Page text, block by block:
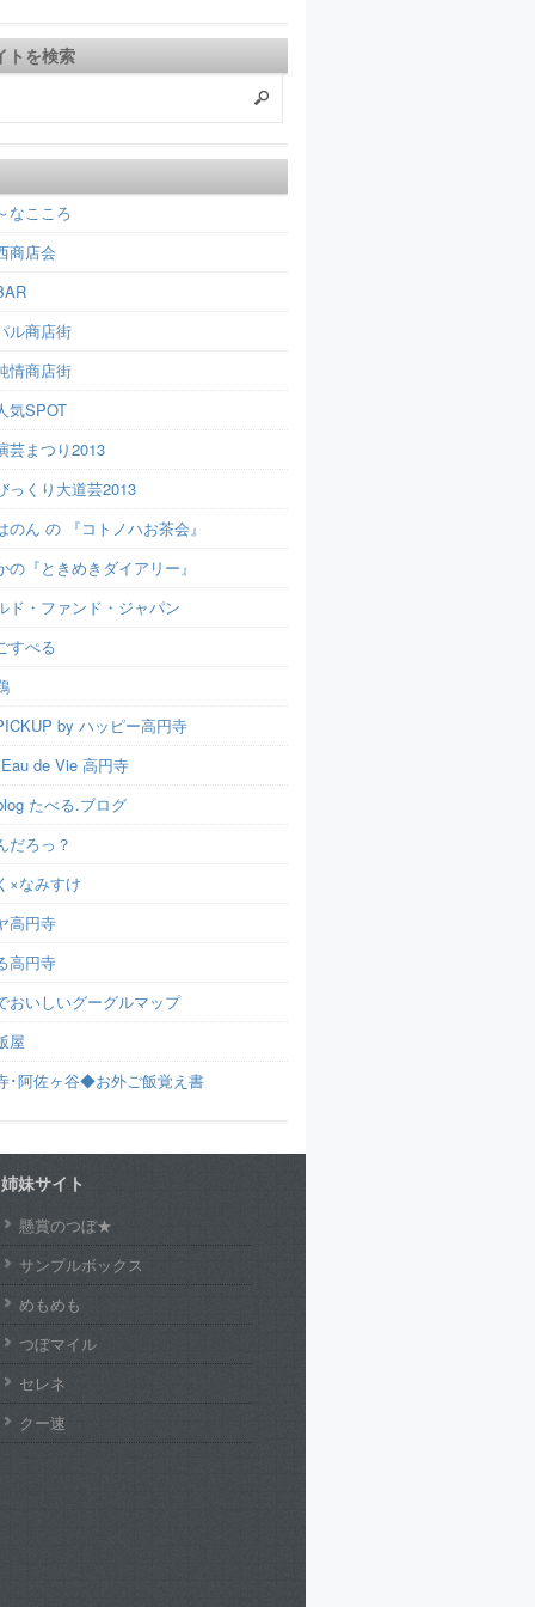
トを検索
なこころ
商店会
ル商店街
情商店街
気SPOT
芸まつり2013
っくり大道芸2013
のん の 『コトノハお茶会』
の『ときめきダイアリー』
ド・ファンド・ジャパン
すぺる
by ハッピー高円寺
de Vie 高円寺
たべる.ブログ
だろっ？
×なみすけ
高円寺
高円寺
おいしいグーグルマップ
屋
･阿佐ヶ谷◆お外ご飯覚え書
姉妹サイト
懸賞のつぼ★
サンプルボックス
めもめも
つぼマイル
セレネ
クー速